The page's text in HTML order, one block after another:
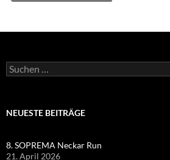
Suchen
nach:
NEUESTE BEITRÄGE
8. SOPREMA Neckar Run
21. April 2026